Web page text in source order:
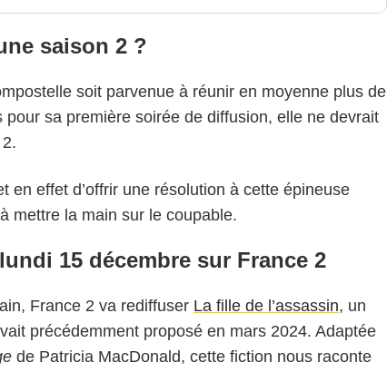
saison 2 ?
soit parvenue à réunir en moyenne plus de
sa première soirée de diffusion, elle ne devrait
en effet d’offrir une résolution à cette épineuse
mettre la main sur le coupable.
15 décembre sur France 2
France 2 va rediffuser La fille de l’assassin, un
précédemment proposé en mars 2024. Adaptée
de Patricia MacDonald, cette fiction nous raconte